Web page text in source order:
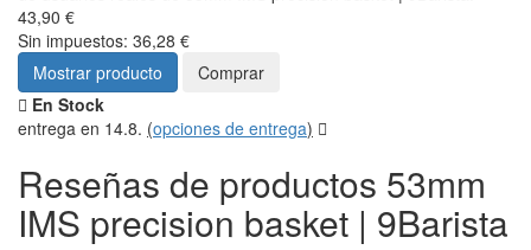
43,90 €
Sin impuestos: 36,28 €
Mostrar producto
Comprar
En Stock
entrega en 14.8. (opciones de entrega)
Reseñas de productos 53mm
IMS precision basket | 9Barista